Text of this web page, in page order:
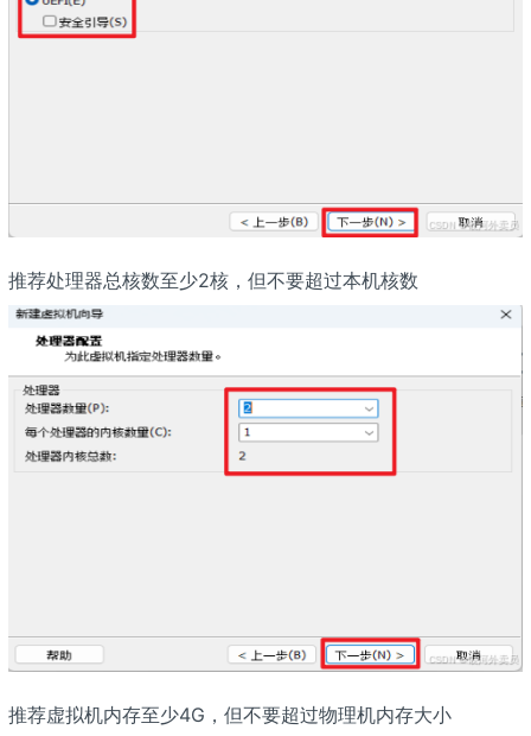
推荐处理器总核数至少2核，但不要超过本机核数
推荐虚拟机内存至少4G，但不要超过物理机内存大小